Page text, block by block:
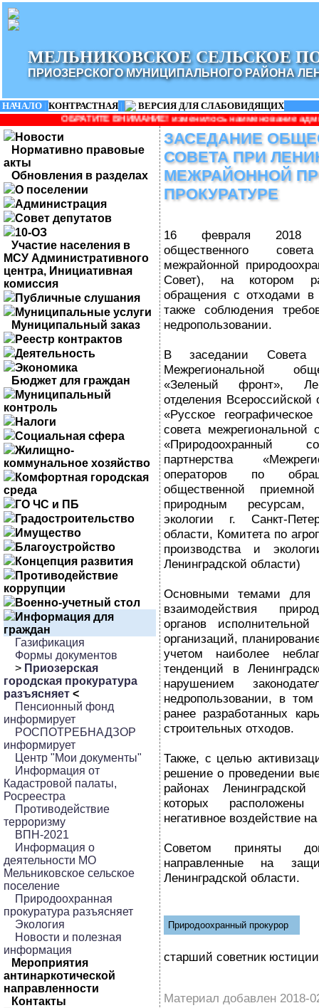
МЕЛЬНИКОВСКОЕ СЕЛЬСКОЕ
ПРИОЗЕРСКОГО МУНИЦИПАЛЬНОГО РАЙОНА
НАЧАЛО | КОНТРАСТНАЯ |
ВЕРСИЯ ДЛЯ СЛАБОВИДЯЩИХ
ВНИМАНИЕ! изменилось наименование администрации:
Новости
Нормативно правовые
акты
Обновления в разделах
О поселении
Администрация
Совет депутатов
10-ОЗ
Участие населения в
МСУ Административного
центра, Инициативная
комиссия
Публичные слушания
Муниципальные услуги
Муниципальный заказ
Реестр контрактов
Деятельность
Экономика
Бюджет для граждан
Муниципальный
контроль
Налоги
Социальная сфера
Жилищно-
коммунальное хозяйство
Комфортная городская
среда
ГО ЧС и ПБ
Градостроительство
Имущество
Благоустройство
Концепция развития
Противодействие
коррупции
Военно-учетный стол
Информация для
граждан
Газификация
Формы документов
> Приозерская
городская прокуратура
разъясняет <
Пенсионный фонд
информирует
РОСПОТРЕБНАДЗОР
информирует
Центр "Мои документы"
Информация от
Кадастровой палаты,
Росреестра
Противодействие
терроризму
ВПН-2021
Информация о
деятельности МО
Мельниковское сельское
поселение
Природоохранная
прокуратура разъясняет
Экология
Новости и полезная
информация
Мероприятия
антинаркотической
направленности
Контакты
ЗАСЕДАНИЕ
СОВЕТА ПРИ
МЕЖРАЙОННОЙ
ПРОКУРАТУРЕ
16 февраля 2018
общественного
межрайонной
Совет), на котором
обращения с отходами в
также соблюдения
недропользовании.
В заседании Совета
Межрегиональной
«Зеленый фронт»,
отделения
«Русское
совета межрегиональной
«Природоохранный
партнерства
операторов по
общественной
природным ресурсам,
экологии г. Санкт-
области, Комитета по
производства и
Ленинградской области)
Основными темами для
взаимодействия
органов
организаций,
учетом наиболее
тенденций в
нарушением
недропользовании, в
ранее разработанных
строительных отходов.
Также, с целью
решение о проведении
районах
которых
негативное воздействие
Советом приняты
направленные на
Ленинградской области.
Природоохранный прокурор
старший советник
Материал добавлен 2018-